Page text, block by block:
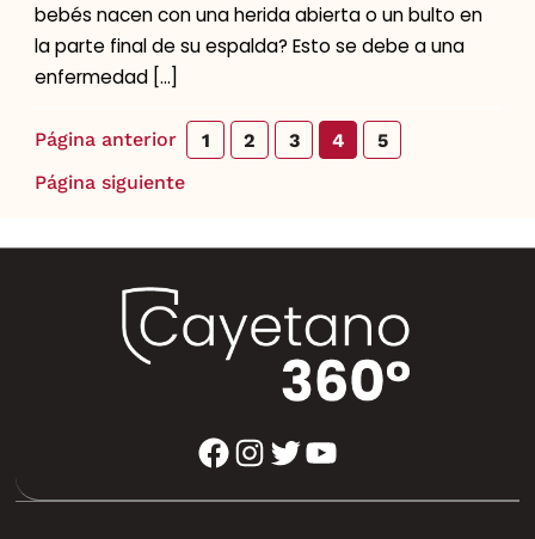
bebés nacen con una herida abierta o un bulto en
la parte final de su espalda? Esto se debe a una
enfermedad […]
Página anterior 1 2 3 4
5
Página siguiente
facebook instagram twitter youtube